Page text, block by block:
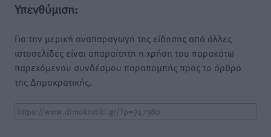
Υπενθύμιση:
Για την μερική αναπαραγωγή της είδησης από άλλες
ιστοσελίδες είναι απαραίτητη η χρήση του παρακάτω
παρεχόμενου συνδέσμου παραπομπής προς το άρθρο
της Δημοκρατικής.